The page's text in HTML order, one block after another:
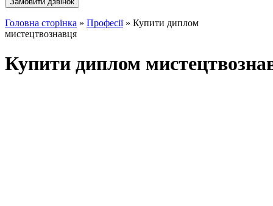
Головна сторінка » Професії» Купити диплом
мистецтвознавця
Купити диплом